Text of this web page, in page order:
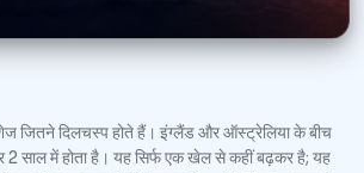
जितने दिलचस्प होते हैं। इंग्लैंड और ऑस्ट्रेलिया के बीच
2 साल में होता है। यह सिर्फ एक खेल से कहीं बढ़कर है; यह